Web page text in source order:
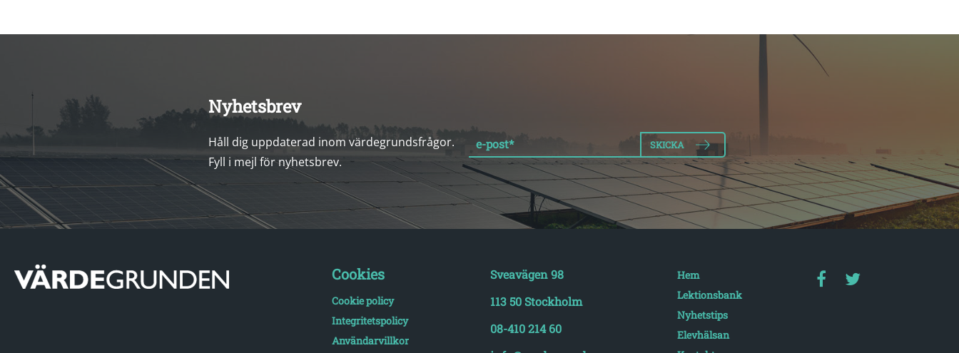
Nyhetsbrev
Håll dig uppdaterad inom värdegrundsfrågor.
Fyll i mejl för nyhetsbrev.
e-post*
Cookies
Cookie policy
Integritetspolicy
Användarvillkor
Sveavägen 98
113 50 Stockholm
08-410 214 60
Hem
Lektionsbank
Nyhetstips
Elevhälsan